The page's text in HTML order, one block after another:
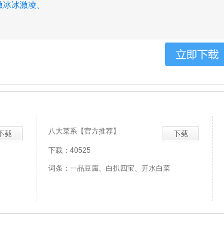
冰冰激凌、
八大菜系【官方推荐】
下载：40525
词条：一品豆腐、白扒四宝、开水白菜